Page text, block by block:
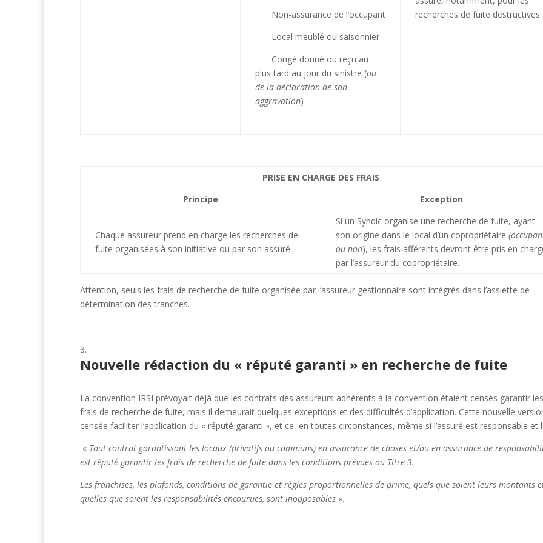
· Non-assurance de l’occupant
· Local meublé ou saisonnier
· Congé donné ou reçu au
plus tard au jour du sinistre (ou
de la déclaration de son
aggravation)
recherches de fuite destructives.
PRISE EN CHARGE DES FRAIS
Principe
Exception
Chaque assureur prend en charge les recherches de
fuite organisées à son initiative ou par son assuré.
Si un Syndic organise une recherche de fuite, ayant
son origine dans le local d’un copropriétaire
ou non), les frais afférents devront être pris en
par l’assureur du copropriétaire.
Attention, seuls les frais de recherche de fuite organisée par l’assureur gestionnaire sont intégrés dans l’assiette de
détermination des tranches.
Nouvelle rédaction du « réputé garanti » en recherche de fuite
La convention IRSI prévoyait déjà que les contrats des assureurs adhérents à la convention étaient censés garantir les
frais de recherche de fuite, mais il demeurait quelques exceptions et des difficultés d’application. Cette nouvelle
censée faciliter l’application du « réputé garanti », et ce, en toutes circonstances, même si l’assuré est responsable et
« Tout contrat garantissant les locaux (privatifs ou communs) en assurance de choses et/ou en assurance de
est réputé garantir les frais de recherche de fuite dans les conditions prévues au Titre 3.
Les franchises, les plafonds, conditions de garantie et règles proportionnelles de prime, quels que soient leurs montants
quelles que soient les responsabilités encourues, sont inopposables ».